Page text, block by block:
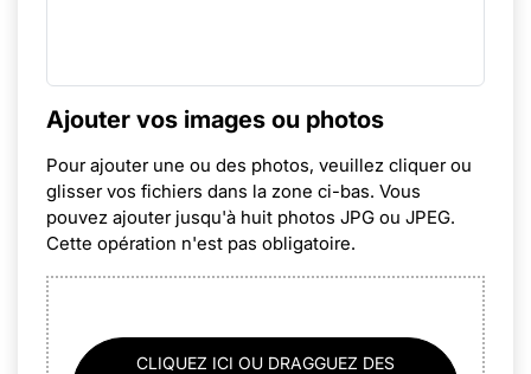
Ajouter vos images ou photos
Pour ajouter une ou des photos, veuillez cliquer ou
glisser vos fichiers dans la zone ci-bas. Vous
pouvez ajouter jusqu'à huit photos JPG ou JPEG.
Cette opération n'est pas obligatoire.
CLIQUEZ ICI OU DRAGGUEZ DES